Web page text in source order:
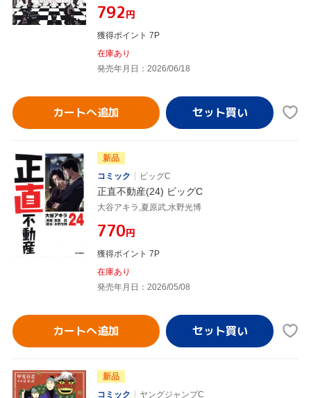
¥792円
獲得ポイント 7P
在庫あり
発売年月日：2026/06/18
カートへ追加
新品
コミック
ビッグC
正直不動産(24) ビッグC
大谷アキラ,夏原武,水野光博
¥770円
獲得ポイント 7P
在庫あり
発売年月日：2026/05/08
カートへ追加
新品
コミック
ヤングジャンプC